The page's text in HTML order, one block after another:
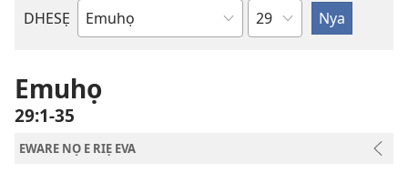
DHESẸ
Ebe
Uzou
Emuhọ
29:1-35
EWARE NỌ E RIẸ EVA